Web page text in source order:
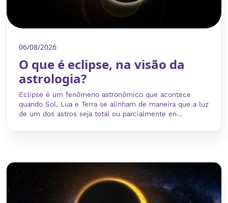
06/08/2026
O que é eclipse, na visão da
astrologia?
Eclipse é um fenômeno astronômico que acontece
quando Sol, Lua e Terra se alinham de maneira que a luz
de um dos astros seja total ou parcialmente en...